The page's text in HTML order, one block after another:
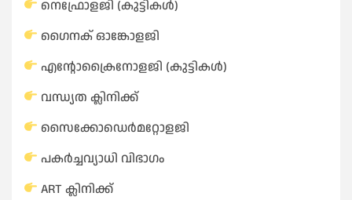
നെഫ്രോളജി (കുട്ടികൾ)
ഗൈനക് ഓങ്കോളജി
എൻ്റോക്രൈനോളജി (കുട്ടികൾ)
വന്ധ്യത ക്ലിനിക്ക്
സൈക്കോഡെർമറ്റോളജി
പകർച്ചവ്യാധി വിഭാഗം
ART ക്ലിനിക്ക്